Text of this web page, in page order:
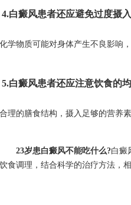
癜风患者还应避免过度摄入
学物质可能对身体产生不良影响
癜风患者还应注意饮食的均
理的膳食结构，摄入足够的营养
23岁患白癜风不能吃什么?白癜
食调理，结合科学的治疗方法，